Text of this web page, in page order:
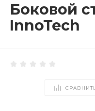
Боковой
InnoTech